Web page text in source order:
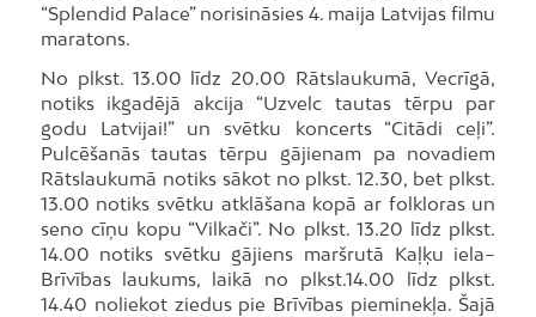
“Splendid Palace” norisināsies 4. maija Latvijas filmu
maratons.
No plkst. 13.00 līdz 20.00 Rātslaukumā, Vecrīgā,
notiks ikgadējā akcija “Uzvelc tautas tērpu par
godu Latvijai!” un svētku koncerts “Citādi ceļi”.
Pulcēšanās tautas tērpu gājienam pa novadiem
Rātslaukumā notiks sākot no plkst. 12.30, bet plkst.
13.00 notiks svētku atklāšana kopā ar folkloras un
seno cīņu kopu “Vilkači”. No plkst. 13.20 līdz plkst.
14.00 notiks svētku gājiens maršrutā Kaļķu iela–
Brīvības laukums, laikā no plkst.14.00 līdz plkst.
14.40 noliekot ziedus pie Brīvības pieminekļa. Šajā